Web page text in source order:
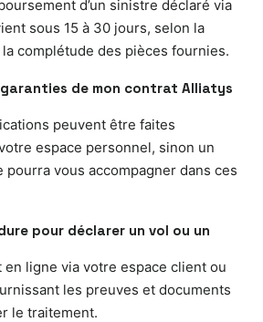
d’un sinistre déclaré via
sous 15 à 30 jours, selon la
complétude des pièces fournies.
de mon contrat Alliatys
peuvent être faites
espace personnel, sinon un
vous accompagner dans ces
pour déclarer un vol ou un
en ligne via votre espace client ou
les preuves et documents
le traitement.